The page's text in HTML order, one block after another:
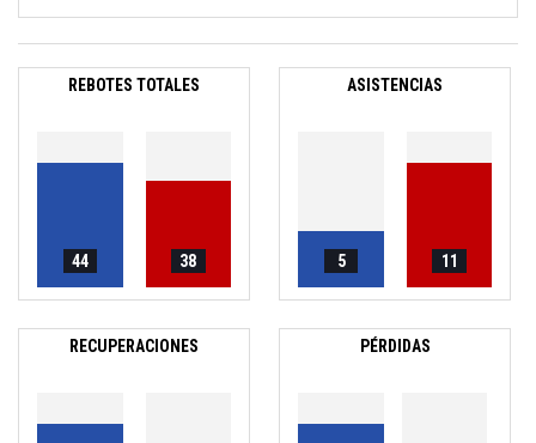
REBOTES TOTALES
44 38
ASISTENCIAS
5 11
RECUPERACIONES PÉRDIDAS